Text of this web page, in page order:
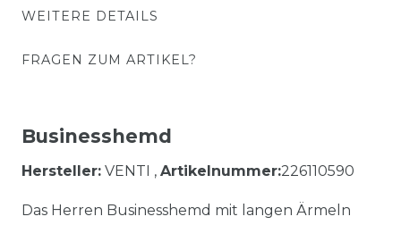
WEITERE DETAILS
FRAGEN ZUM ARTIKEL?
Businesshemd
Hersteller: VENTI , Artikelnummer:226110590
Das Herren Businesshemd mit langen Ärmeln